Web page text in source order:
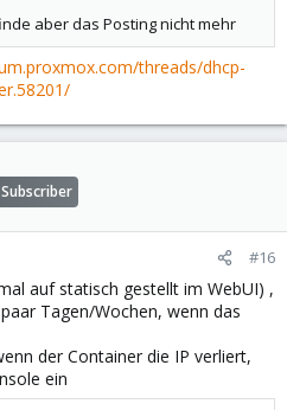
aber das Posting nicht mehr
threads/dhcp-
#16
auf statisch gestellt im WebUI) ,
Tagen/Wochen, wenn das
der Container die IP verliert,
ein